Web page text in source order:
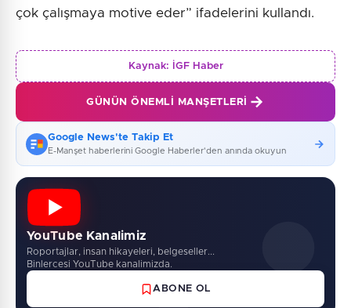
çok çalışmaya motive eder” ifadelerini kullandı.
Kaynak: İGF Haber
GÜNÜN ÖNEMLI MANŞETLERI
Google News'te Takip Et
E-Manşet haberlerini Google Haberler'den anında okuyun
YouTube Kanalimiz
Roportajlar, insan hikayeleri, belgeseller...
Binlercesi YouTube kanalimizda.
ABONE OL